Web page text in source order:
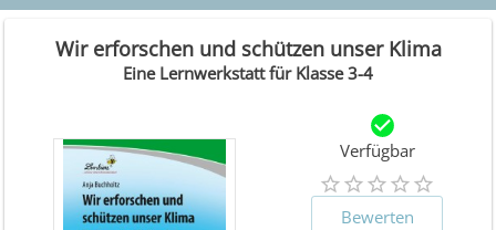
Wir erforschen und schützen unser Klima
Eine Lernwerkstatt für Klasse 3-4
Verfügbar
Bewerten